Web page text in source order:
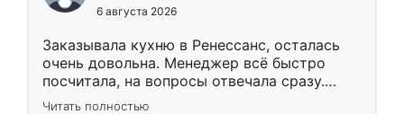
6 августа 2026
Заказывала кухню в Ренессанс, осталась
очень довольна. Менеджер всё быстро
посчитала, на вопросы отвечала сразу.
Замерщик приехал в субботу, подошёл к
Читать полностью